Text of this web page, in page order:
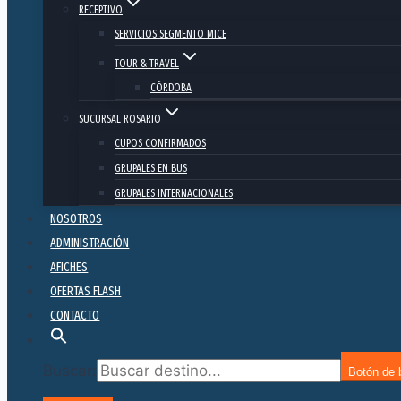
RECEPTIVO
SERVICIOS SEGMENTO MICE
TOUR & TRAVEL
CÓRDOBA
SUCURSAL ROSARIO
CUPOS CONFIRMADOS
GRUPALES EN BUS
GRUPALES INTERNACIONALES
NOSOTROS
ADMINISTRACIÓN
AFICHES
OFERTAS FLASH
CONTACTO
Buscar: Botón de